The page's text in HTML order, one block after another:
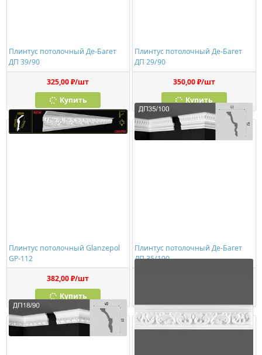
Плинтус потолочный Де-Багет
ДП 39/90
325,00 ₽/шт
Купить
Плинтус потолочный Де-Багет
ДП 29/90
350,00 ₽/шт
Купить
Плинтус потолочный Glanzepol
GP-112
382,00 ₽/шт
Купить
Плинтус потолочный Де-Багет
ДП 35/100